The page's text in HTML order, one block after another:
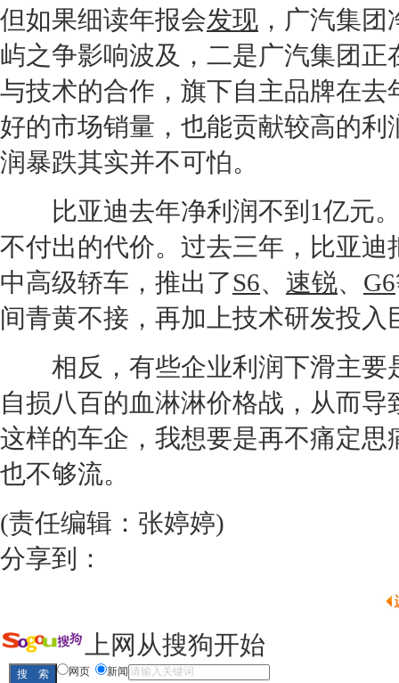
但如果细读年报会发现 ， 广汽集团
屿之争影响波及，二是广汽集团正
与技术的合作，旗下自主品牌在
好的市场销量，也能贡献较高的
润暴跌其实并不可怕。
比亚迪去年净利润不到1亿元
不付出的代价。过去三年， 比亚迪
中高级轿车，推出了S6、 速锐、 G6
间青黄不接，再加上技术研发投
相反，有些企业利润下滑主要
自损八百的血淋淋价格战，从而
这样的车企，我想要是再不痛定
也不够流。
(责任编辑：张婷婷)
分享到：
上网从搜狗开始
网页 新闻